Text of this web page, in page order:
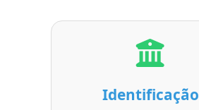
Identificação